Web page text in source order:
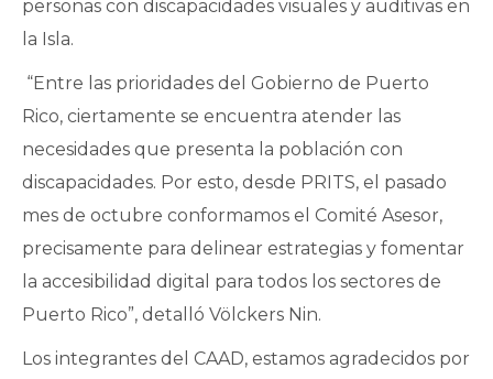
personas con discapacidades visuales y auditivas en
la Isla.
“Entre las prioridades del Gobierno de Puerto
Rico, ciertamente se encuentra atender las
necesidades que presenta la población con
discapacidades. Por esto, desde PRITS, el pasado
mes de octubre conformamos el Comité Asesor,
precisamente para delinear estrategias y fomentar
la accesibilidad digital para todos los sectores de
Puerto Rico”, detalló Völckers Nin.
Los integrantes del CAAD, estamos agradecidos por